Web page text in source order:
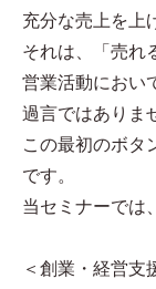
充分な売上を上
それは、「売れ
営業活動におい
過言ではありま
この最初のボタ
です。
当セミナーでは
＜創業・経営